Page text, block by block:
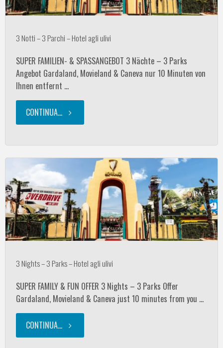
Tua
Esclusiva
tra
Valeggio
e
Garda"
3 Notti – 3 Parchi – Hotel agli ulivi
SUPER FAMILIEN- & SPASSANGEBOT 3 Nächte – 3 Parks
Angebot Gardaland, Movieland & Caneva nur 10 Minuten von
Ihnen entfernt …
CONTINUA..."3
–
3
Parchi
–
agli
ulivi"
3 Nights – 3 Parks – Hotel agli ulivi
SUPER FAMILY & FUN OFFER 3 Nights – 3 Parks Offer
Gardaland, Movieland & Caneva just 10 minutes from you …
CONTINUA..."3